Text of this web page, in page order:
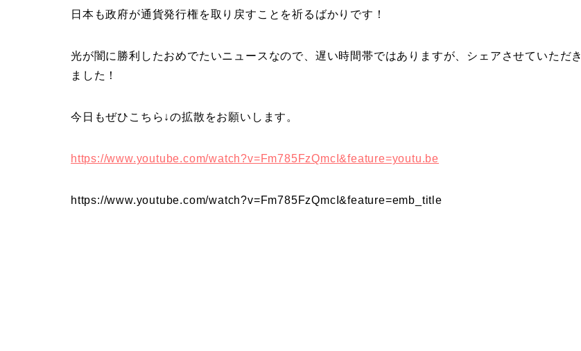
日本も政府が通貨発行権を取り戻すことを祈るばかりです！
光が闇に勝利したおめでたいニュースなので、遅い時間帯ではありますが、シェアさせていただき
ました！
今日もぜひこちら↓の拡散をお願いします。
https://www.youtube.com/watch?v=Fm785FzQmcI&feature=youtu.be
https://www.youtube.com/watch?v=Fm785FzQmcI&feature=emb_title